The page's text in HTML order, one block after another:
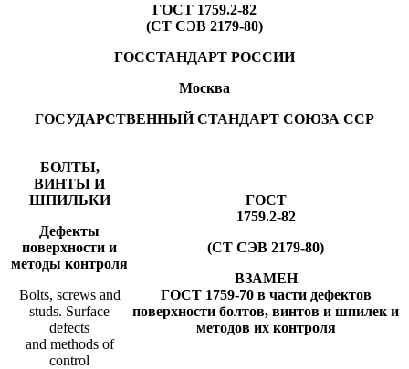
ГОСТ 1759.2-82
(СТ СЭВ 2179-80)
ГОССТАНДАРТ РОССИИ
Москва
ГОСУДАРСТВЕННЫЙ СТАНДАРТ СОЮЗА ССР
БОЛТЫ,
ВИНТЫ И
ШПИЛЬКИ
Дефекты
поверхности и
методы контроля
Bolts, screws and
studs. Surface
defects
and methods of
control
ГОСТ
1759.2-82
(CT СЭВ 2179-80)
ВЗАМЕН
ГОСТ 1759-70 в части дефектов
поверхности болтов, винтов и шпилек и
методов их контроля